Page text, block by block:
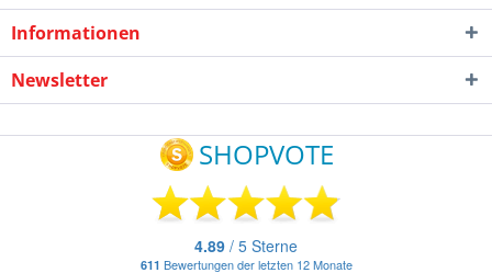
Informationen
Newsletter